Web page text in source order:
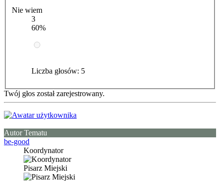
Nie wiem
3
60%
Liczba głosów: 5
Twój głos został zarejestrowany.
Autor Tematu
be-good
Koordynator
Pisarz Miejski